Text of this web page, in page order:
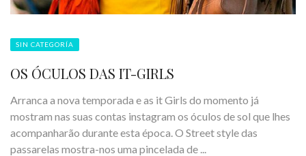
SIN CATEGORÍA
OS ÓCULOS DAS IT-GIRLS
Arranca a nova temporada e as it Girls do momento já
mostram nas suas contas instagram os óculos de sol que lhes
acompanharão durante esta época. O Street style das
passarelas mostra-nos uma pincelada de ...